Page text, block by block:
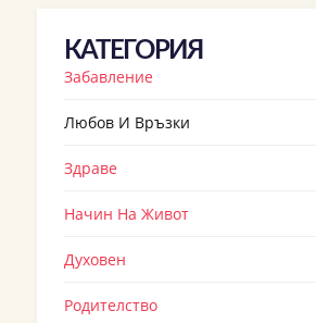
КАТЕГОРИЯ
Забавление
Любов И Връзки
Здраве
Начин На Живот
Духовен
Родителство